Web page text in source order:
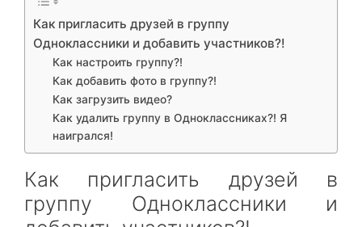
Как пригласить друзей в группу
Одноклассники и добавить участников?!
Как настроить группу?!
Как добавить фото в группу?!
Как загрузить видео?
Как удалить группу в Одноклассниках?! Я
наигрался!
Как пригласить друзей в
группу Одноклассники и